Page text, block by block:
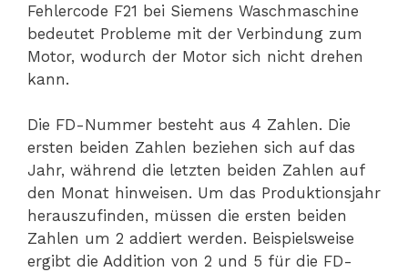
Fehlercode F21 bei Siemens Waschmaschine
bedeutet Probleme mit der Verbindung zum
Motor, wodurch der Motor sich nicht drehen
kann.
Die FD-Nummer besteht aus 4 Zahlen. Die
ersten beiden Zahlen beziehen sich auf das
Jahr, während die letzten beiden Zahlen auf
den Monat hinweisen. Um das Produktionsjahr
herauszufinden, müssen die ersten beiden
Zahlen um 2 addiert werden. Beispielsweise
ergibt die Addition von 2 und 5 für die FD-